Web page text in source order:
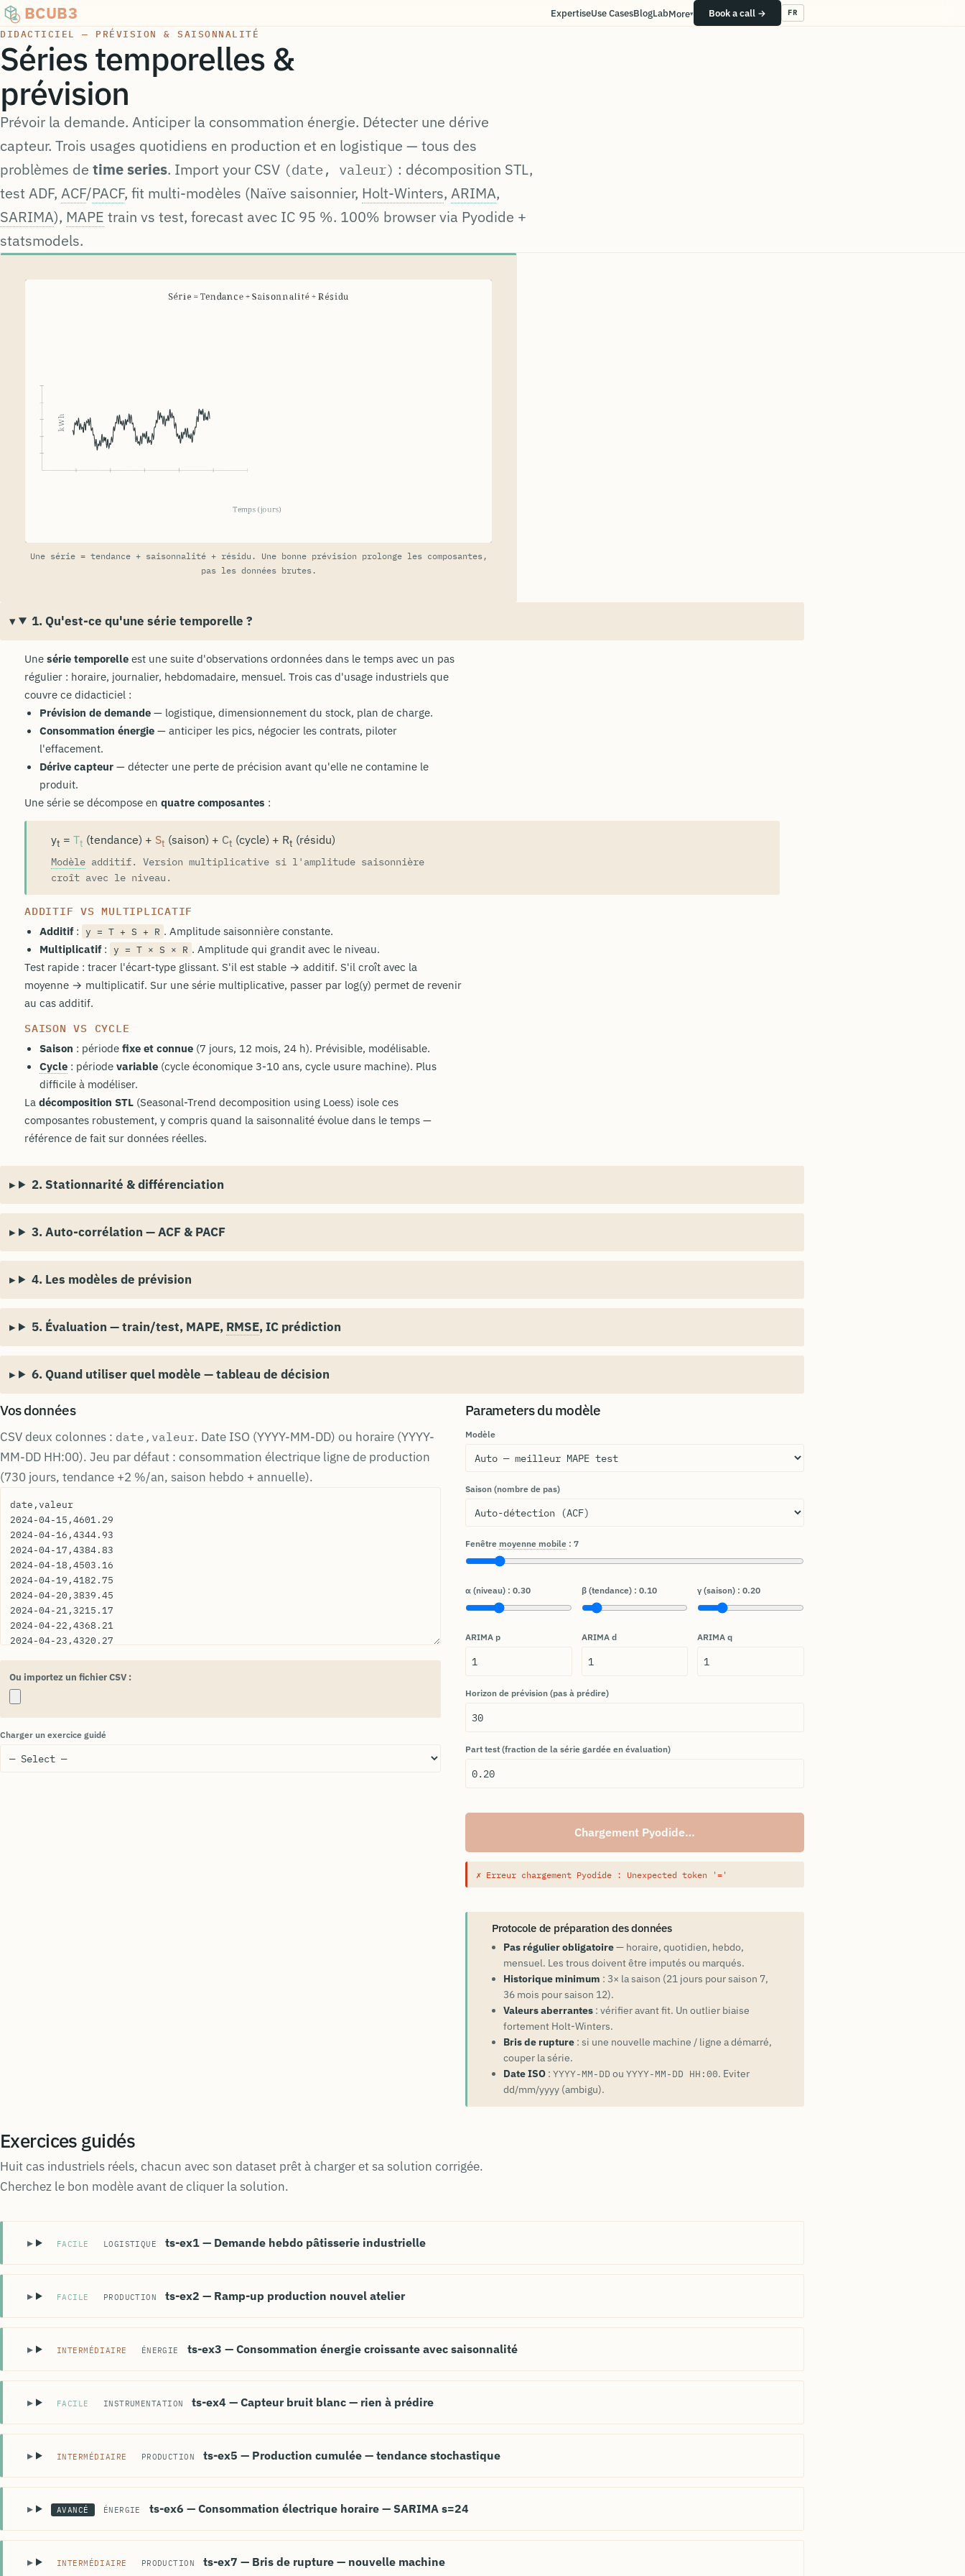
BCUB3 ExpertiseUse CasesBlogLabMore Book a call → FR
DIDACTICIEL — PRÉVISION & SAISONNALITÉ
Séries temporelles &
prévision
Prévoir la demande. Anticiper la consommation énergie. Détecter une dérive
capteur. Trois usages quotidiens en production et en logistique — tous des
problèmes de time series. Import your CSV (date, valeur) : décomposition STL,
test ADF, ACF/PACF, fit multi-modèles (Naïve saisonnier, Holt-Winters, ARIMA,
SARIMA), MAPE train vs test, forecast avec IC 95 %. 100% browser via Pyodide +
statsmodels.
Une série = tendance + saisonnalité + résidu. Une bonne prévision prolonge les composantes,
pas les données brutes.
1. Qu'est-ce qu'une série temporelle ?
Une série temporelle est une suite d'observations ordonnées dans le temps avec un pas
régulier : horaire, journalier, hebdomadaire, mensuel. Trois cas d'usage industriels que
couvre ce didacticiel :
Prévision de demande — logistique, dimensionnement du stock, plan de charge.
Consommation énergie — anticiper les pics, négocier les contrats, piloter
l'effacement.
Dérive capteur — détecter une perte de précision avant qu'elle ne contamine le
produit.
Une série se décompose en quatre composantes :
yt = Tt (tendance) + St (saison) + Ct (cycle) + Rt (résidu)
Modèle additif. Version multiplicative si l'amplitude saisonnière
croît avec le niveau.
ADDITIF VS MULTIPLICATIF
Additif: y = T + S + R . Amplitude saisonnière constante.
Multiplicatif: y = T × S × R . Amplitude qui grandit avec le niveau.
Test rapide : tracer l'écart-type glissant. S'il est stable → additif. S'il croît avec la
moyenne → multiplicatif. Sur une série multiplicative, passer par log(y) permet de revenir
au cas additif.
SAISON VS CYCLE
Saison : périodefixe et connue (7 jours, 12 mois, 24 h). Prévisible, modélisable.
Cycle : périodevariable (cycle économique 3-10 ans, cycle usure machine). Plus
difficile à modéliser.
La décomposition STL (Seasonal-Trend decomposition using Loess) isole ces
composantes robustement, y compris quand la saisonnalité évolue dans le temps —
référence de fait sur données réelles.
2. Stationnarité & différenciation
3. Auto-corrélation — ACF & PACF
4. Les modèles de prévision
5. Évaluation — train/test, MAPE, RMSE, IC prédiction
6. Quand utiliser quel modèle — tableau de décision
Vos données
CSV deux colonnes : date,valeur. Date ISO (YYYY-MM-DD) ou horaire (YYYY-
MM-DD HH:00). Jeu par défaut : consommation électrique ligne de production
(730 jours, tendance +2 %/an, saison hebdo + annuelle).
Ou importez un fichier CSV :
Charger un exercice guidé
Parameters du modèle
Modèle
Saison (nombre de pas)
Fenêtre moyenne mobile: 7
α (niveau) : 0.30 β (tendance) : 0.10 γ (saison) :0.20
ARIMA p ARIMA d ARIMA q
Horizon de prévision (pas à prédire)
Part test (fraction de la série gardée en évaluation)
Chargement Pyodide…
✗ Erreur chargement Pyodide : Unexpected token '='
Protocole de préparation des données
Pas régulier obligatoire— horaire, quotidien, hebdo,
mensuel. Les trous doivent être imputés ou marqués.
Historique minimum : 3× la saison (21 jours pour saison 7,
36 mois pour saison 12).
Valeurs aberrantes : vérifier avant fit. Un outlier biaise
fortement Holt-Winters.
Bris de rupture : si une nouvelle machine / ligne a démarré,
couper la série.
Date ISO :YYYY-MM-DD ouYYYY-MM-DD HH:00. Eviter
dd/mm/yyyy (ambigu).
Exercices guidés
Huit cas industriels réels, chacun avec son dataset prêt à charger et sa solution corrigée.
Cherchez le bon modèle avant de cliquer la solution.
FACILE LOGISTIQUE ts-ex1 — Demande hebdo pâtisserie industrielle
FACILE PRODUCTION ts-ex2 — Ramp-up production nouvel atelier
INTERMÉDIAIRE ÉNERGIE ts-ex3 — Consommation énergie croissante avec saisonnalité
FACILE INSTRUMENTATION ts-ex4 — Capteur bruit blanc — rien à prédire
INTERMÉDIAIRE PRODUCTION ts-ex5 — Production cumulée — tendance stochastique
AVANCÉ ÉNERGIE ts-ex6 — Consommation électrique horaire — SARIMA s=24
INTERMÉDIAIRE PRODUCTION ts-ex7 — Bris de rupture — nouvelle machine